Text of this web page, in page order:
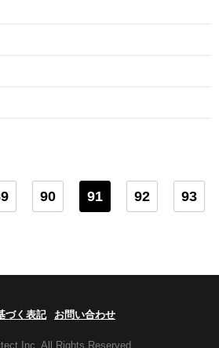
90 91 92
93
づく表記 お問い合わせ
Inc. All Rights Reserved.